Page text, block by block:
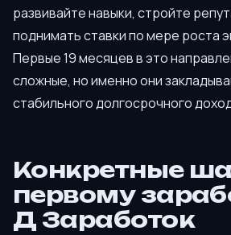
развивайте навыки, стройте
поднимать ставки по мере роста
Первые 19 месяцев в это
сложные, но именно они
стабильного долгосрочного
Конкретные
первому
Д Заработок